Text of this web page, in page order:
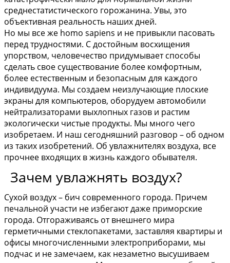
среднестатистического горожанина. Увы, это
объективная реальность наших дней.
Но мы все же homo sapiens и не привыкли пасовать
перед трудностями. С достойным восхищения
упорством, человечество придумывает способы
сделать свое существование более комфортным,
более естественным и безопасным для каждого
индивидуума. Мы создаем неизлучающие плоские
экраны для компьютеров, оборудуем автомобили
нейтрализаторами выхлопных газов и растим
экологически чистые продукты. Мы много чего
изобретаем. И наш сегодняшний разговор – об одном
из таких изобретений. Об увлажнителях воздуха, все
прочнее входящих в жизнь каждого обывателя.
Зачем увлажнять воздух?
Сухой воздух – бич современного города. Причем
печальной участи не избегают даже приморские
города. Отгораживаясь от внешнего мира
герметичными стеклопакетами, заставляя квартиры и
офисы многочисленными электроприборами, мы
подчас и не замечаем, как незаметно высушиваем